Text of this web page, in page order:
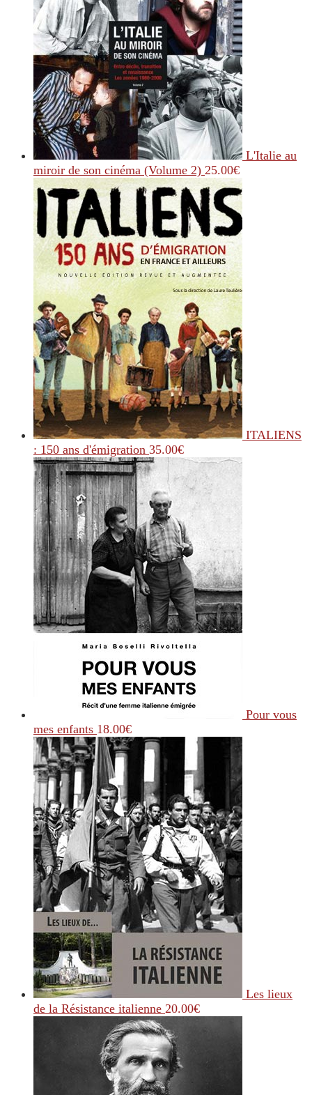
L'Italie au
miroir de son cinéma (Volume 2) 25.00€
ITALIENS
: 150 ans d'émigration 35.00€
Pour vous
mes enfants 18.00€
Les lieux
de la Résistance italienne 20.00€